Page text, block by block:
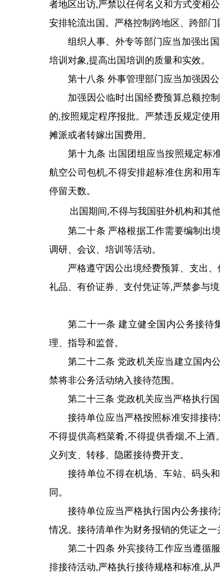
者地区出访,严禁以任何名义和方式变相
安排轮流出国。严格控制跨地区、跨部门
组织人事、外专等部门应当加强出
培训对象,提高出国培训的质量和实效。
第十八条 外事管理部门应当加强因
加强因公临时出国经费预算总额控
的,按照规定程序报批。严禁违反规定使
摊派或者转嫁出国费用。
第十九条 出国团组应当按照规定标
航空公司包机,不得安排超标准住房和用
停留天数。
出国期间,不得与我国驻外机构和其
第二十条 严格根据工作需要编制出
调研、会议、培训等活动。
严格遵守因公出境经费预算、支出
礼品、有价证券、支付凭证等,严禁参与
第二十一条 建立健全国内公务接待
理、指导和监督。
第二十二条 党政机关应当建立国内
禁将非公务活动纳入接待范围。
第二十三条 党政机关应当严格执行
接待单位应当严格按照标准安排接
不得提供高档菜肴,不得提供香烟,不上
义列支、转移、隐匿接待费开支。
接待单位不得在机场、车站、码头
同。
接待单位应当严格执行国内公务接
情况。接待清单作为财务报销的凭证之
第二十四条 外宾接待工作应当遵循
排接待活动,严格执行接待规格和标准,从